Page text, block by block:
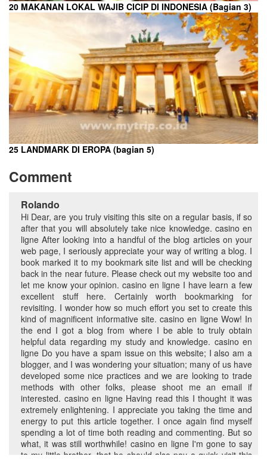
20 MAKANAN LOKAL WAJIB CICIP DI INDONESIA (Bagian 3)
25 LANDMARK DI EROPA (bagian 5)
Comment
Rolando
Hi Dear, are you truly visiting this site on a regular basis, if so
after that you will absolutely take nice knowledge. casino en
ligne After looking into a handful of the blog articles on your
web page, I seriously appreciate your way of writing a blog. I
book marked it to my bookmark site list and will be checking
back in the near future. Please check out my website too and
let me know your opinion. casino en ligne I have learn a few
excellent stuff here. Certainly worth bookmarking for
revisiting. I wonder how so much effort you set to create this
kind of magnificent informative site. casino en ligne Wow! In
the end I got a blog from where I be able to truly obtain
helpful data regarding my study and knowledge. casino en
ligne Do you have a spam issue on this website; I also am a
blogger, and I was wondering your situation; many of us have
developed some nice practices and we are looking to trade
methods with other folks, please shoot me an email if
interested. casino en ligne Having read this I thought it was
extremely enlightening. I appreciate you taking the time and
energy to put this article together. I once again find myself
spending a lot of time both reading and commenting. But so
what, it was still worthwhile! casino en ligne I'm gone to say
to my little brother, that he should also pay a quick visit this